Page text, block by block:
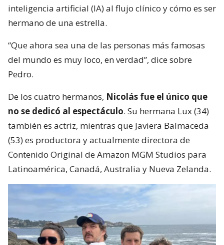
inteligencia artificial (IA) al flujo clínico y cómo es ser
hermano de una estrella.
“Que ahora sea una de las personas más famosas
del mundo es muy loco, en verdad”, dice sobre
Pedro.
De los cuatro hermanos, Nicolás fue el único que
no se dedicó al espectáculo. Su hermana Lux (34)
también es actriz, mientras que Javiera Balmaceda
(53) es productora y actualmente directora de
Contenido Original de Amazon MGM Studios para
Latinoamérica, Canadá, Australia y Nueva Zelanda.